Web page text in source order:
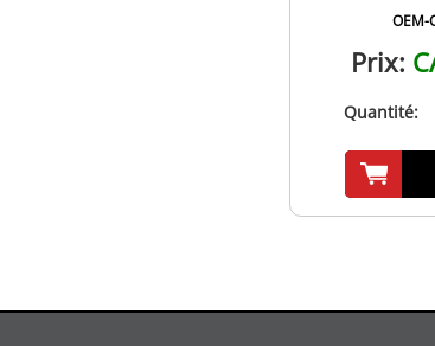
OEM-
Prix:
Quantité: